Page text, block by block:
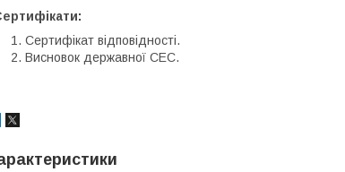
Сертифікат відповідності.
Висновок державної СЕС.